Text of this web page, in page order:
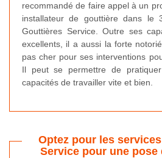
recommandé de faire appel à un
installateur de gouttière dans le
Gouttières Service. Outre ses
excellents, il a aussi la forte
pas cher pour ses interventions
Il peut se permettre de
capacités de travailler vite et bien.
Optez pour les
Service pour une pose